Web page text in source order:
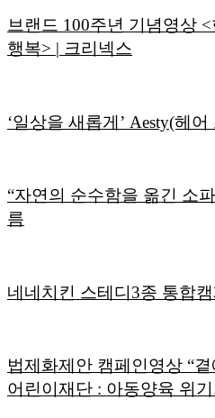
브랜드 100주년 기념영상
행복> | 크리넥스
‘일상을 새롭게’ Aesty(헤
“자연의 순수함을 옮긴 소
름
네네치킨 스테디3종 통합
법제화제안 캠페인영상 “
어린이재단 : 아동양육 위